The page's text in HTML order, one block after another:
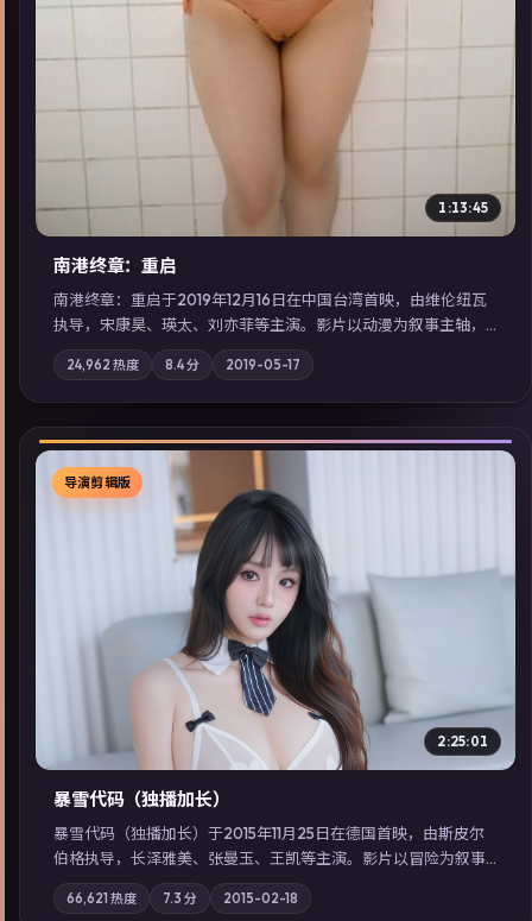
1:13:45
南港终章：重启
南港终章：重启于2019年12月16日在中国台湾首映，由维伦纽瓦
执导，宋康昊、瑛太、刘亦菲等主演。影片以动漫为叙事主轴，
一次普通通勤演变成全城关注的生死营救；摄影与配乐强化地域
气质；站内亦可通过「国产免费观看高清电视剧在线看」延展检
索同类型高分佳作，畅享高清在线追剧体验。
24,962 热度 8.4分 2019-05-17
▶
导演剪辑版
2:25:01
暴雪代码（独播加长）
暴雪代码（独播加长）于2015年11月25日在德国首映，由斯皮尔
伯格执导，长泽雅美、张曼玉、王凯等主演。影片以冒险为叙事
主轴，亲情与职责必须在倒计时结束前做出抉择；摄影与配乐强
化地域气质；站内亦可通过「国产免费观看高清电视剧在线看」
66,621 热度 7.3 分 2015-02-18